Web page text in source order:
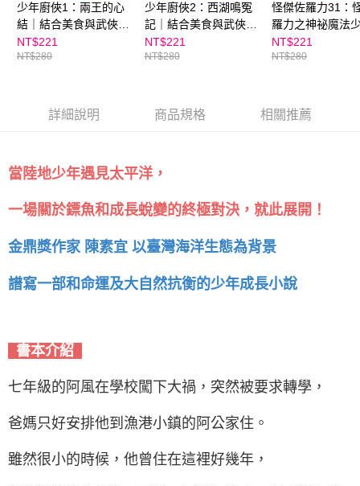
少年廚俠1：兩王的心
結｜結合美食與武俠的
冒險之旅
NT$221
NT$280
少年廚俠2：西湖鳴冤
記｜結合美食與武俠的
冒險之旅
NT$221
NT$280
怪傑佐羅力31：
羅力之神祕魔法
NT$221
NT$280
詳細說明 商品規格 相關推薦
當陸地少年遇見太平洋，
一場關於鏢魚和成長蛻變的終極對決，就此展開！
金鼎獎作家 陳素宜 以臺灣海洋生態為背景
譜寫一部和命運及大自然抗衡的少年成長小說
書本介紹
七年級的阿風在學校闖下大禍，突然被要求轉學，
爸媽只好安排他到漁港小鎮的阿公家住。
雖然很小的時候，他曾住在這裡好幾年，